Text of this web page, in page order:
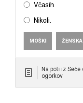
Včasih.
Nikoli.
MOŠKI ŽENSKA
Na poti iz
ogorkov